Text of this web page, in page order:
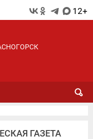
12+
ГАЗЕТА